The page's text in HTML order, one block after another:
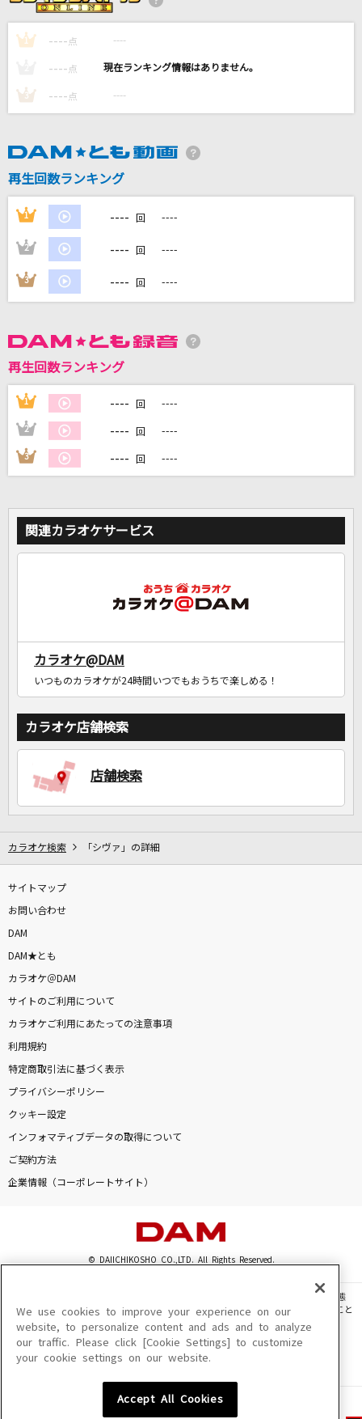
Ado
守るべきもの
晩餐歌
番長)
Daito Music
DAMの新曲・ランキングなど
カラオケ最新情報をチェック！
カラオケをもっと楽しもう！
家族や友達と一緒に！練習にも！
1 ---- 点 ----
---- 点 ----
3 ---- 点 ----
再生回数ランキング
1 ---- 回 ----
2 ---- 回 ----
3 ---- 回 ----
再生回数ランキング
1 ---- 回 ----
2 ---- 回 ----
3 ---- 回 ----
関連カラオケサービス
カラオケ@DAM
いつものカラオケが24時間いつでもおうちで楽しめる！
カラオケ店舗検索
店舗検索
カラオケ検索 「シヴァ」の詳細
サイトマップ
お問い合わせ
DAM
DAM★とも
カラオケ＠DAM
サイトのご利用について
カラオケご利用にあたっての注意事項
利用規約
特定商取引法に基づく表示
プライバシーポリシー
クッキー設定
インフォマティブデータの取得について
ご契約方法
企業情報（コーポレートサイト）
© DAIICHIKOSHO CO.,LTD. All Rights Reserved.
このサイトに掲載されている一切の文章・画像・写真・動画・音声等を、手段や形態
を問わず、著作権法の定める範囲を超えて無断で複製、転載、ファイル化などすること
を禁じます。
楽曲及びコンテンツは、機種によりご利用いただけない場合があります。
楽曲及びコンテンツの配信日、配信内容が変更になる場合があります。
We use cookies to improve your experience on our
website, to personalize content and ads and to analyze
our traffic. Please click [Cookie Settings] to customize
your cookie settings on our website.
Accept All Cookies